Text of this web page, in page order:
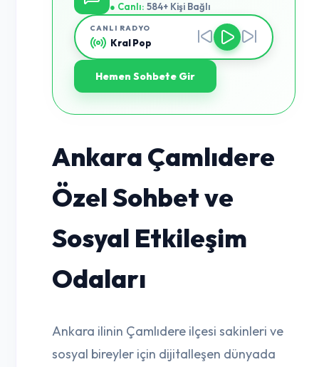
● Canlı: 584+ Kişi Bağlı
CANLI RADYO
Kral Pop
Hemen Sohbete Gir
Ankara Çamlıdere
Özel Sohbet ve
Sosyal Etkileşim
Odaları
Ankara ilinin Çamlıdere ilçesi sakinleri ve
sosyal bireyler için dijitalleşen dünyada